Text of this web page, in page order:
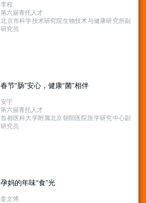
李程
第六届青托人才
北京市科学技术研究院生物技术与健康研究所副
研究员
春节“肠”安心，健康“菌”相伴
安宇
第六届青托人才
首都医科大学附属北京朝阳医院医学研究中心副
研究员
孕妈的年味“食”光
姜文博